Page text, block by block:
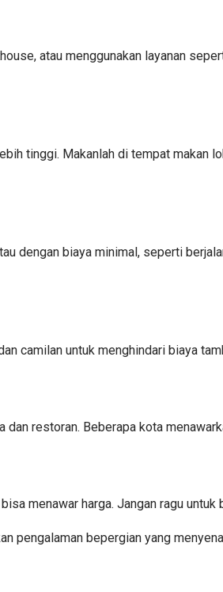
atau menggunakan layanan
tinggi. Makanlah di tempat makan
dengan biaya minimal, seperti
camilan untuk menghindari biaya
restoran. Beberapa kota
menawar harga. Jangan ragu
pengalaman bepergian yang